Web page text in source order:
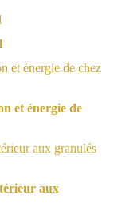
et énergie de
aux